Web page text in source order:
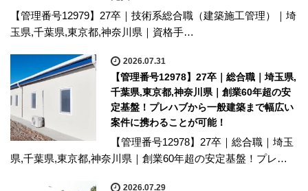
【管理番号12979】27卒｜技術系総合職（建築施工管理）｜埼
玉県,千葉県,東京都,神奈川県｜資格手…
2026.07.31
【管理番号12978】27卒｜総合職｜埼玉県,
千葉県,東京都,神奈川県｜創業60年超の安
定基盤！プレハブから一般建築まで幅広い
案件に携わることが可能！
【管理番号12978】27卒｜総合職｜埼玉
県,千葉県,東京都,神奈川県｜創業60年超の安定基盤！プレ…
2026.07.29